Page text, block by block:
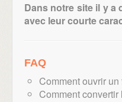
Dans notre site il y
avec leur courte
FAQ
Comment ouvrir
Comment convertir